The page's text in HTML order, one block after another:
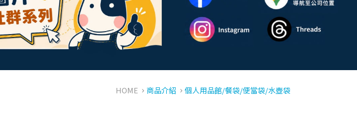
HOME 商品介紹 個人用品館/餐袋/便當袋/水壺袋